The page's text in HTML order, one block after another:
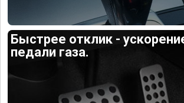
Быстрее отклик -
педали газа.